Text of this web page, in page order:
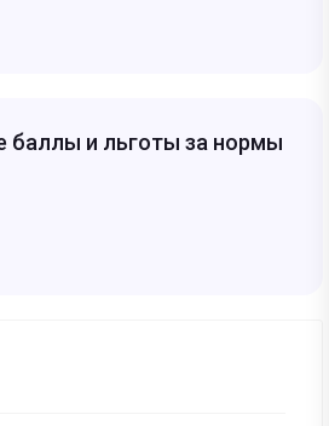
баллы и льготы за нормы